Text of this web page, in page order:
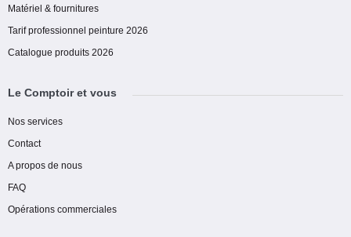
Matériel & fournitures
Tarif professionnel peinture 2026
Catalogue produits 2026
Le Comptoir et vous
Nos services
Contact
A propos de nous
FAQ
Opérations commerciales